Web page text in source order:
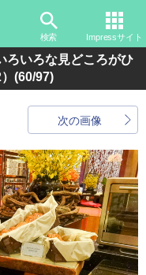
検索 Impressサイト
ろいろな見どころがひ
(60/97)
次の画像